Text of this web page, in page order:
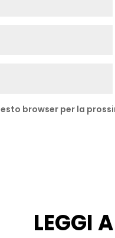
browser per la
LEGGI